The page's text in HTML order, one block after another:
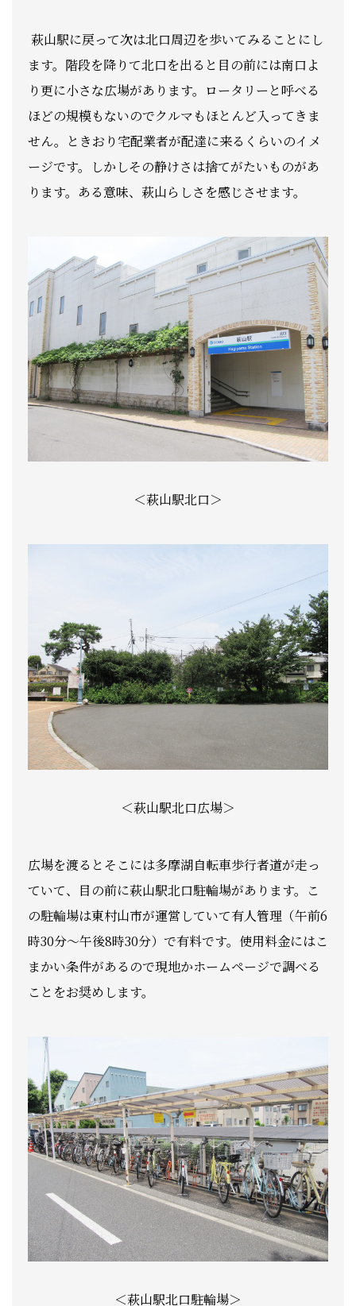
萩山駅に戻って次は北口周辺を歩いてみることにし
ます。階段を降りて北口を出ると目の前には南口よ
り更に小さな広場があります。ロータリーと呼べる
ほどの規模もないのでクルマもほとんど入ってきま
せん。ときおり宅配業者が配達に来るくらいのイメ
ージです。しかしその静けさは捨てがたいものがあ
ります。ある意味、萩山らしさを感じさせます。
＜萩山駅北口＞
＜萩山駅北口広場＞
広場を渡るとそこには多摩湖自転車歩行者道が走っ
ていて、目の前に萩山駅北口駐輪場があります。こ
の駐輪場は東村山市が運営していて有人管理（午前6
時30分～午後8時30分）で有料です。使用料金にはこ
まかい条件があるので現地かホームページで調べる
ことをお奨めします。
＜萩山駅北口駐輪場＞